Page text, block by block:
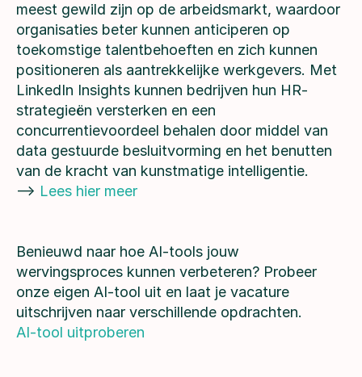
meest gewild zijn op de arbeidsmarkt, waardoor
organisaties beter kunnen anticiperen op
toekomstige talentbehoeften en zich kunnen
positioneren als aantrekkelijke werkgevers. Met
LinkedIn Insights kunnen bedrijven hun HR-
strategieën versterken en een
concurrentievoordeel behalen door middel van
data gestuurde besluitvorming en het benutten
van de kracht van kunstmatige intelligentie.
—> Lees hier meer
Benieuwd naar hoe AI-tools jouw
wervingsproces kunnen verbeteren? Probeer
onze eigen AI-tool uit en laat je vacature
uitschrijven naar verschillende opdrachten.
AI-tool uitproberen